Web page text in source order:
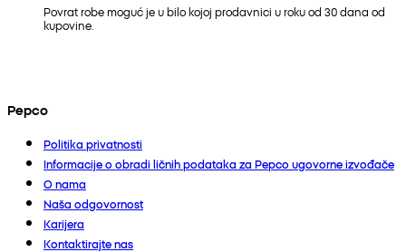
Povrat robe moguć je u bilo kojoj prodavnici u roku od 30 dana od
kupovine.
Pepco
Politika privatnosti
Informacije o obradi ličnih podataka za Pepco ugovorne izvođače
O nama
Naša odgovornost
Karijera
Kontaktirajte nas